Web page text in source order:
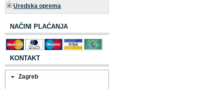
Uredska oprema
NAČINI PLAĆANJA
KONTAKT
Zagreb